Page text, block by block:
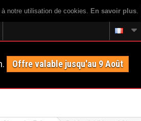
notre utilisation de cookies. En savoir plus.
Offre valable jusqu'au 9 Août